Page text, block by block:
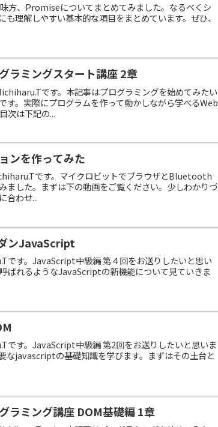
方、Promiseについてまとめてみました。なるべくシ
理解しやすい基本的な項目をまとめています。ぜひ、
ラミングスタート講座 2章
です。本記事はプログラミングを始めてみたい
す。実際にプログラムを作って動かしながら学べるWeb
次は下記の...
ンを作ってみた
です。マイクロビットでブラウザとBluetooth
ました。まずは下の動画をご覧ください。少しわかりづ
合わせ...
ンJavaScript
です。JavaScript中級編 第４回をお送りしたいと思い
ばれるようなJavaScriptの新機能について見ていきま
です。JavaScript中級編 第2回をお送りしたいと思いま
なjavascriptの基礎知識を学びます。まずはその土台と
ラミング講座 DOM基礎編 1章